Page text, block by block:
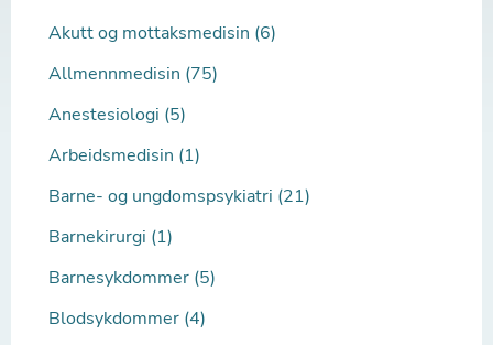
Akutt og mottaksmedisin (6)
Allmennmedisin (75)
Anestesiologi (5)
Arbeidsmedisin (1)
Barne- og ungdomspsykiatri (21)
Barnekirurgi (1)
Barnesykdommer (5)
Blodsykdommer (4)